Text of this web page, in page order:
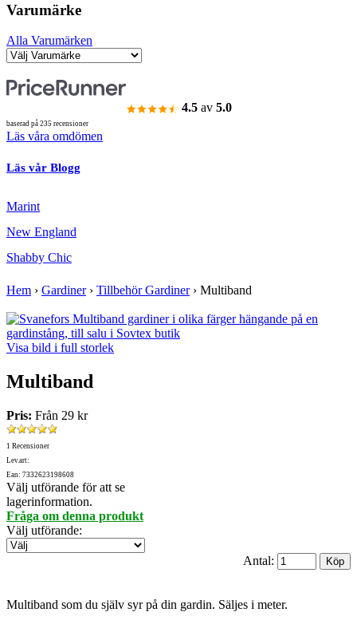
Varumärke
Alla Varumärken
4.5 av 5.0
baserad på 235 recensioner
Läs våra omdömen
Läs vår Blogg
Marint
New England
Shabby Chic
Hem › Gardiner› Tillbehör Gardiner› Multiband
Visa bild i full storlek
Multiband
Pris: Från 29 kr
1 Recensioner
Lev.art:
Ean: 7332623198608
Välj utförande för att se
lagerinformation.
Fråga om denna produkt
Välj utförande:
Antal:
Multiband som du själv syr på din gardin. Säljes i meter.